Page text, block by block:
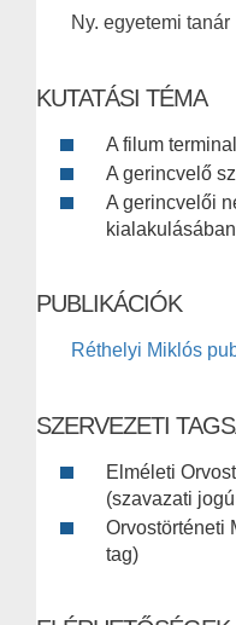
Ny. egyetemi tanár
KUTATÁSI TÉMA
A filum
A gerincvelő
A gerincvelői
PUBLIKÁCIÓK
Réthelyi Miklós
SZERVEZETI
Elméleti
(szavazati
Orvostörténeti
tag)